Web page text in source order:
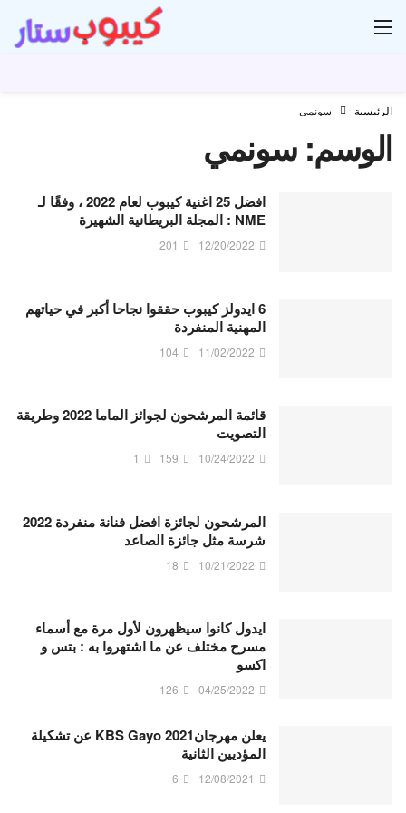
الرئيسية سونمي
الوسم:سونمي
افضل 25 اغنية كيبوب لعام 2022 ، وفقًا لـ
NME : المجلة البريطانية الشهيرة
12/20/2022
201
6 ايدولز كيبوب حققوا نجاحا أكبر في حياتهم
المهنية المنفردة
11/02/2022
104
قائمة المرشحون لجوائز الماما 2022 وطريقة
التصويت
10/24/2022
159
1
المرشحون لجائزة افضل فنانة منفردة 2022
شرسة مثل جائزة الصاعد
10/21/2022
18
ايدول كانوا سيظهرون لأول مرة مع أسماء
مسرح مختلف عن ما اشتهروا به : بتس و
اكسو
04/25/2022
126
يعلن مهرجان2021 KBS Gayo عن تشكيلة
المؤديين الثانية
12/08/2021
6